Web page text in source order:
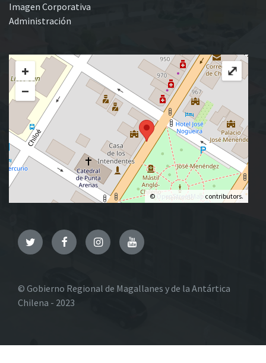
Imagen Corporativa
Administración
+
−
© OpenStreetMap contributors.
⤢
TwitterFacebookInstagramYouTube
© Gobierno Regional de Magallanes y de la Antártica
Chilena - 2023